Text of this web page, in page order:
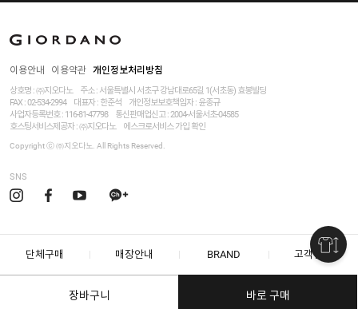
장바구니 바로 구매
이용안내 이용약관 개인정보처리방침
상호명 : ㈜지오다노
주소 : 서울특별시 서초구 강남대로65길 1(서초동) 효봉빌딩
FAX : 02-534-2994
대표자 : 한준석 개인정보보호책임자 : 윤종규
사업자등록번호 : 116-81-47798
통신판매업신고 : 2004-서울서초-04585
호스팅서비스제공자 : ㈜지오다노
에스크로서비스 가입 확인
Copyright ⓒ ㈜지오다노. All Rights Reserved.
SNS
단체구매 매장안내 BRAND 고객센터